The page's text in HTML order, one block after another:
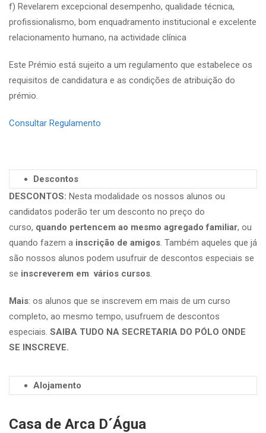
f) Revelarem excepcional desempenho, qualidade técnica,
profissionalismo, bom enquadramento institucional e excelente
relacionamento humano, na actividade clínica
Este Prémio está sujeito a um regulamento que estabelece os
requisitos de candidatura e as condições de atribuição do
prémio.
Consultar Regulamento
Descontos
DESCONTOS: Nesta modalidade os nossos alunos ou
candidatos poderão ter um desconto no preço do
curso, quando pertencem ao mesmo agregado familiar, ou
quando fazem a inscrição de amigos. Também aqueles que já
são nossos alunos podem usufruir de descontos especiais se
se inscreverem em vários cursos.
Mais: os alunos que se inscrevem em mais de um curso
completo, ao mesmo tempo, usufruem de descontos
especiais. SAIBA TUDO NA SECRETARIA DO PÓLO ONDE
SE INSCREVE.
Alojamento
Casa de Arca D´Água